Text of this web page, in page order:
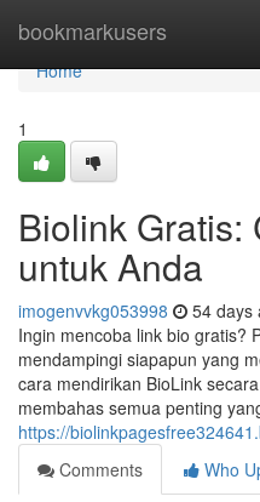
bookmarkusers
Home
Home
1
Biolink Gratis:
untuk Anda
imogenvvkg053998 54 days
Ingin mencoba link bio gratis?
mendampingi siapapun yang
cara mendirikan BioLink
membahas semua penting
https://
Comments
Who